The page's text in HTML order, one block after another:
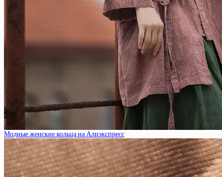
Модные женские кольца на Алиэкспресс